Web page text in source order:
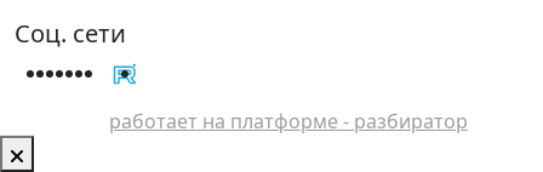
Соц. сети
работает на платформе - разбиратор